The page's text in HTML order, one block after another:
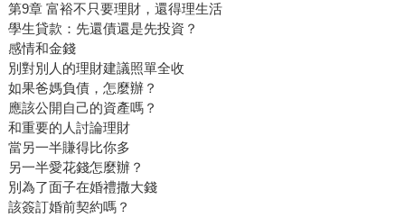
第9章 富裕不只要理財，還得理生活
學生貸款：先還債還是先投資？
感情和金錢
別對別人的理財建議照單全收
如果爸媽負債，怎麼辦？
應該公開自己的資產嗎？
和重要的人討論理財
當另一半賺得比你多
另一半愛花錢怎麼辦？
別為了面子在婚禮撒大錢
該簽訂婚前契約嗎？